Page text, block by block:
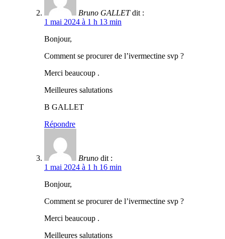
Bruno GALLET dit :
1 mai 2024 à 1 h 13 min
Bonjour,
Comment se procurer de l’ivermectine svp ?
Merci beaucoup .
Meilleures salutations
B GALLET
Répondre
Bruno dit :
1 mai 2024 à 1 h 16 min
Bonjour,
Comment se procurer de l’ivermectine svp ?
Merci beaucoup .
Meilleures salutations